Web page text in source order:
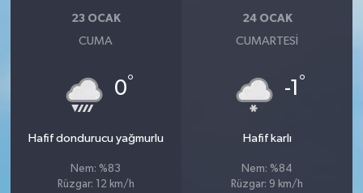
23 OCAK
CUMA
0°
Hafif dondurucu yağmurlu
Nem: %83
Rüzgar: 12 km/h
24 OCAK
CUMARTESI
-1 °
Hafif karlı
Nem: %84
Rüzgar: 9 km/h